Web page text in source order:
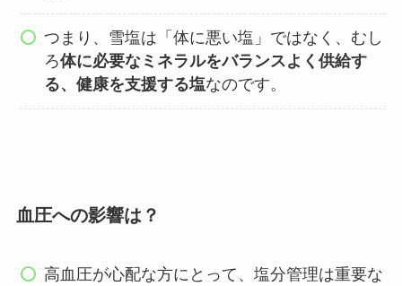
つまり、雪塩は「体に悪い塩」ではなく、むし
ろ体に必要なミネラルをバランスよく供給す
る、健康を支援する塩なのです。
血圧への影響は？
高血圧が心配な方にとって、塩分管理は重要な